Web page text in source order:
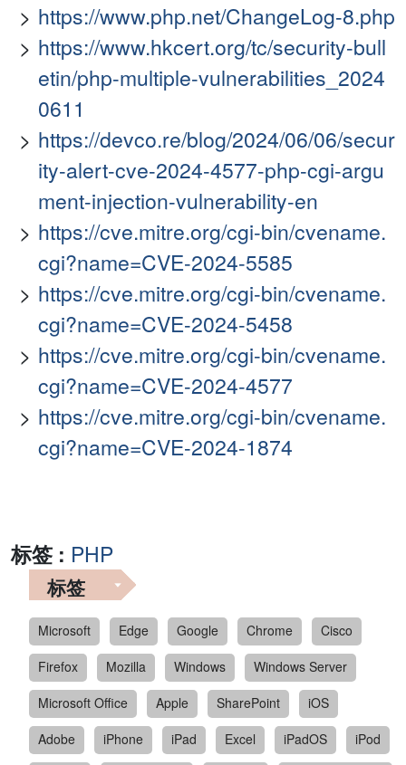
https://www.php.net/ChangeLog-8.php
https://www.hkcert.org/tc/security-bull
etin/php-multiple-vulnerabilities_2024
0611
https://devco.re/blog/2024/06/06/secur
ity-alert-cve-2024-4577-php-cgi-argu
ment-injection-vulnerability-en
https://cve.mitre.org/cgi-bin/cvename.
cgi?name=CVE-2024-5585
https://cve.mitre.org/cgi-bin/cvename.
cgi?name=CVE-2024-5458
https://cve.mitre.org/cgi-bin/cvename.
cgi?name=CVE-2024-4577
https://cve.mitre.org/cgi-bin/cvename.
cgi?name=CVE-2024-1874
标签 : PHP
标签
Microsoft Edge Google Chrome
Cisco
Firefox
Mozilla Windows
Windows Server
Microsoft Office
Apple SharePoint
iOS
Adobe
iPhone iPad Excel iPadOS
iPod